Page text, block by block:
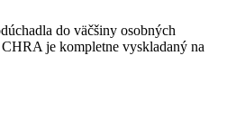
do väčšiny osobných
je kompletne vyskladaný na